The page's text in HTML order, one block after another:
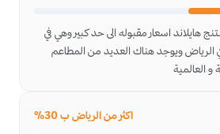
هايلاند اسعار مقبوله الى حد كبير وهي في
الرياض ويوجد هناك العديد من المطاعم
و العالمية
اكثر من الرياض ب 30%